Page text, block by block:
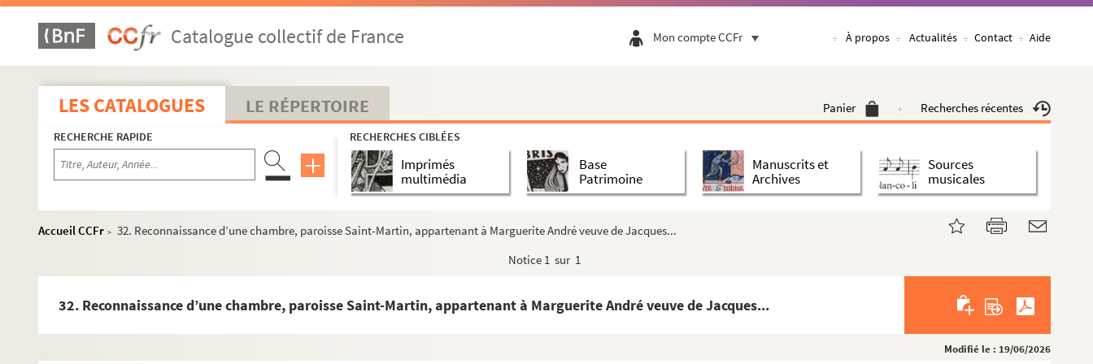
Catalogue collectif de France Mon compte CCFr À propos Actualités Contact Aide
LES CATALOGUES LE RÉPERTOIRE Panier Recherches récentes
RECHERCHE RAPIDE RECHERCHES CIBLÉES
Imprimés
multimédia
Base
Patrimoine
Manuscrits et
Archives
Sources
musicales
Accueil CCFr > 32. Reconnaissance d’une chambre, paroisse Saint-Martin, appartenant à Marguerite André veuve de Jacques...
Notice 1 sur 1
32. Reconnaissance d’une chambre, paroisse Saint-Martin, appartenant à Marguerite André veuve de Jacques...
Modifié le : 19/06/2026
4. Plan figuratif de terres situées au clos des Juifs, chemin du Baron [route des Saintes]
5. Reconnaissance de terre située au clos dit des Juifs pour Jean Francony prêtre docteur en théologie ...
6. Reconnaissance d’une terre au clos des Juifs en faveur du recteur de la chapelle Notre-Dame… par Jos...
7. Reconnaissance d’une terre située en Crau, quartier du moulin [route d’Eyguières] paroir acquise par...
8. Reconnaissance d’un pré situé en Crau, quartier du moulin paroir appartenant à Mlle Sauvaire, héirit...
9. Reconnaissance d’une vigne au clos Négadis en Camargue appartenant à Louise Mercier veuve de Jean Qu...
10. Reconnaissance d’une vigne au clos Négadis en Camargue appartenant à André Gautier maçon en faveur d...
11. Reconnaissance d’une vigne au clos Négadis en Camargue appartenant à Jean Blanc baïle berger de en f...
15. Reconnaissance d’une chambre d’une maison jadis de Pierre d’Antonelle, paroisse Saint-Martin apparte...